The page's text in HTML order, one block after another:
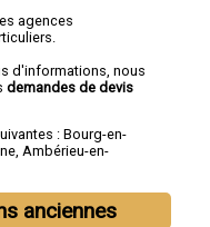
agences
d'informations, nous
demandes de devis
: Bourg-en-
, Ambérieu-en-
anciennes